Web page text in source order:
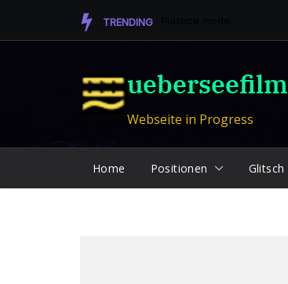
TRENDING
ueberseefilm
Webseite in Progress
Home Positionen Glitsch